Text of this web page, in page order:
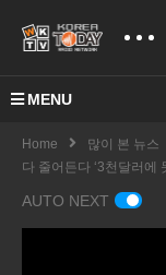
MENU
Home 많이 본 뉴스
다 줄어든다 ‘3천달러에
AUTO NEXT